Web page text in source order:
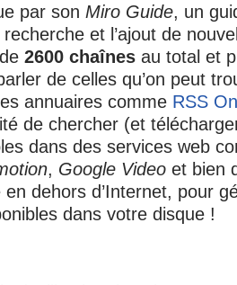
par son Miro Guide, un
et l’ajout de
2600 chaînes au total et
de celles qu’on peut
annuaires comme RSS
de chercher (et
dans des services web
, Google Video et bien
dehors d’Internet, pour
dans votre disque !